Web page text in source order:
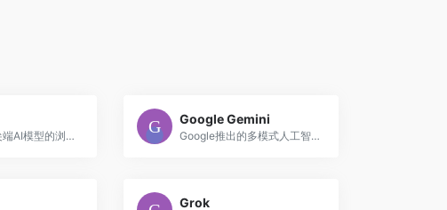
集成了多种尖端AI模型的浏览器扩展和应用程序，助你轻松完成AI对话、网页摘要、内容创作、实时搜索等任务，是提升生产力的理想选择。
Google Gemini
Google推出的多模式人工智能助手
Grok